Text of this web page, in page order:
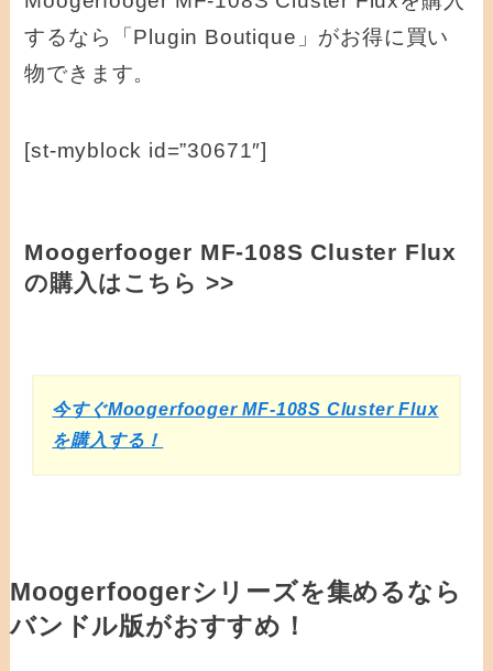
するなら「Plugin Boutique」がお得に買い
物できます。
[st-myblock id=”30671″]
Moogerfooger MF-108S Cluster Flux
の購入はこちら >>
今すぐMoogerfooger MF-108S Cluster Flux
を購入する！
Moogerfoogerシリーズを集めるなら
バンドル版がおすすめ！